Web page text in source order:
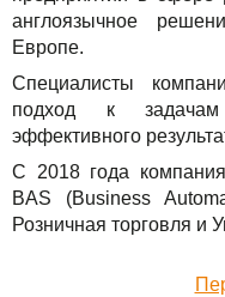
TuchaMetal
TuchaBackup
TuchaHosting
TuchaSync
Хостинг сайтов-
Удаленный офис
Реселінг хостингу
Карьера
Контакты
англоязычное
Европе.
Специалисты
подход к
эффективного
С 2018 года
BAS (Business
Розничная торговля и